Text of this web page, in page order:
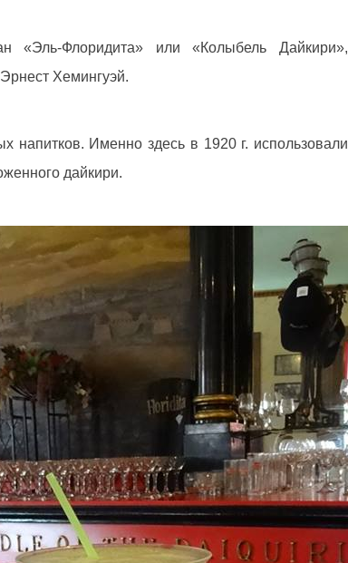
«Эль-Флоридита» или «Колыбель Дайкири»,
Хемингуэй.
напитков. Именно здесь в 1920 г. использовали
дайкири.